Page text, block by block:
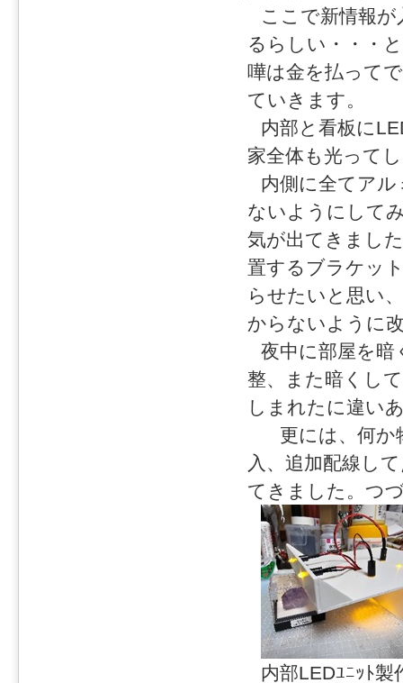
ここで新情報
るらしい・・・
嘩は金を払って
ていきます。
内部と看板に
家全体も光って
内側に全てア
ないようにして
気が出てきまし
置するブラケッ
らせたいと思い
からないように
夜中に部屋を暗
整、また暗くし
しまれたに違い
更には、何か
入、追加配線し
てきました。つ
内部LEDﾕﾆｯﾄ製